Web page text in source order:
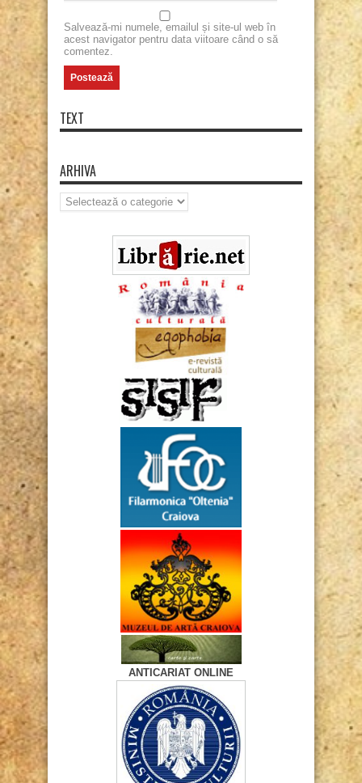
Salvează-mi numele, emailul și site-ul web în
acest navigator pentru data viitoare când o să
comentez.
TEXT
ARHIVA
Arhiva
ANTICARIAT ONLINE